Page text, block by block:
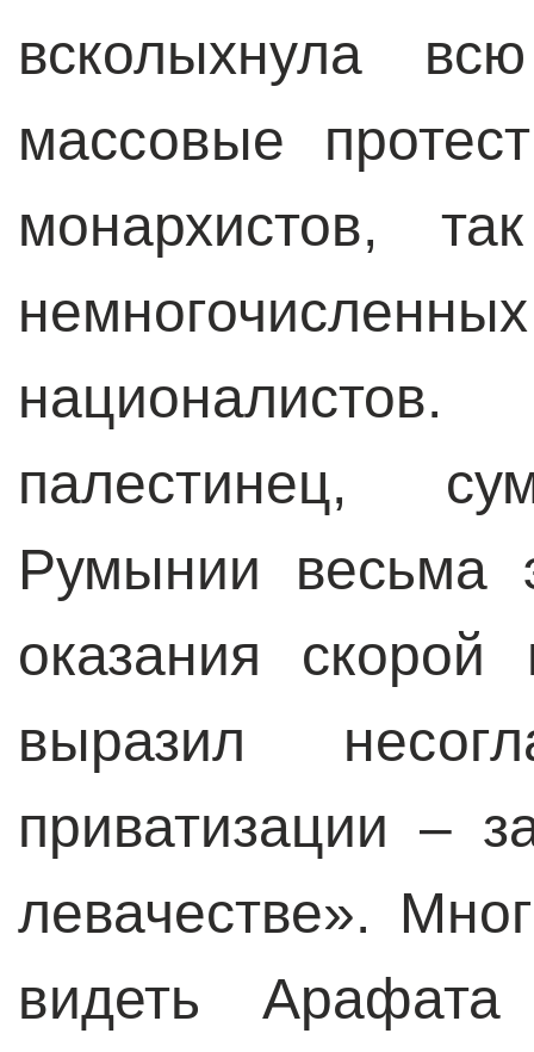
всколыхнула
массовые
монархистов,
палестинец,
Румынии весьма
оказания
выразил
приватизации –
левачестве».
видеть